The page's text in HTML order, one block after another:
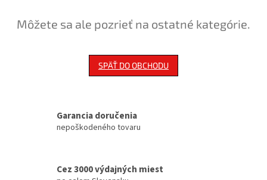
Môžete sa ale pozrieť na ostatné kategórie.
SPÄŤ DO OBCHODU
Garancia doručenia
nepoškodeného tovaru
Cez 3000 výdajných miest